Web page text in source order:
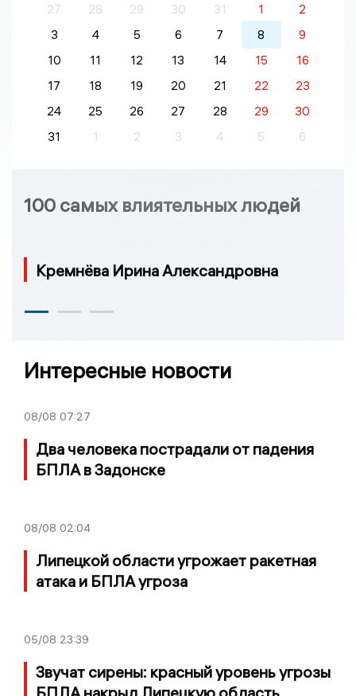
27
28 29 30 31 1
2
3
4 5 6 7 8
9
10
11 12 13 14 15
16
17
18 19 20 21 22
23
24
25 26 27 28 29
30
31
1 2 3 4 5 6
100 самых влиятельных людей
Кремнёва Ирина Александровна
Интересные новости
08/08 07:27
Два человека пострадали от падения
БПЛА в Задонске
08/08 02:04
Липецкой области угрожает ракетная
атака и БПЛА угроза
05/08 23:39
Звучат сирены: красный уровень угрозы